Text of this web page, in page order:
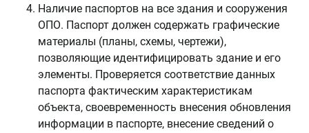
Наличие паспортов на все здания и сооружения
ОПО. Паспорт должен содержать графические
материалы (планы, схемы, чертежи),
позволяющие идентифицировать здание и его
элементы. Проверяется соответствие данных
паспорта фактическим характеристикам
объекта, своевременность внесения обновления
информации в паспорте, внесение сведений о